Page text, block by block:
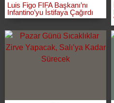
Luis Figo FIFA Başkanı’nı
Infantino’yu İstifaya Çağırdı